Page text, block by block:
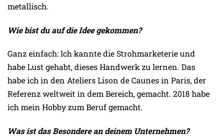
metallisch.
Wie bist du auf die Idee gekommen?
Ganz einfach: Ich kannte die Strohmarketerie und
habe Lust gehabt, dieses Handwerk zu lernen. Das
habe ich in den Ateliers Lison de Caunes in Paris, der
Referenz weltweit in dem Bereich, gemacht. 2018 habe
ich mein Hobby zum Beruf gemacht.
Was ist das Besondere an deinem Unternehmen?